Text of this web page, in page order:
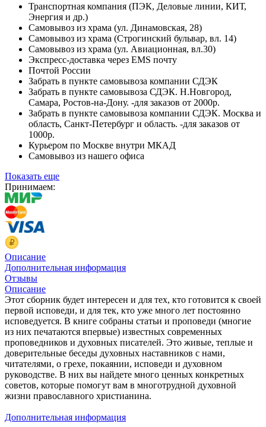
Транспортная компания (ПЭК, Деловые линии, КИТ,
Энергия и др.)
Самовывоз из храма (ул. Динамовская, 28)
Самовывоз из храма (Строгинский бульвар, вл. 14)
Самовывоз из храма (ул. Авиационная, вл.30)
Экспресс-доставка через EMS почту
Почтой России
Забрать в пункте самовывоза компании СДЭК
Забрать в пункте самовывоза СДЭК. Н.Новгород,
Самара, Ростов-на-Дону. -для заказов от 2000р.
Забрать в пункте самовывоза компании СДЭК. Москва и
область, Санкт-Петербург и область. -для заказов от
1000р.
Курьером по Москве внутри МКАД
Самовывоз из нашего офиса
Показать еще
Принимаем:
Описание
Дополнительная информация
Отзывы
Описание
Этот сборник будет интересен и для тех, кто готовится к своей
первой исповеди, и для тек, кто уже много лет постоянно
исповедуется. В книге собраны статьи и проповеди (многие
из них печатаются впервые) известных современных
проповедников и духовных писателей. Это живые, теплые и
доверительные беседы духовных наставников с нами,
читателями, о грехе, покаянии, исповеди и духовном
руководстве. В них вы найдете много ценных конкретных
советов, которые помогут вам в многотрудной духовной
жизни православного христианина.
Дополнительная информация